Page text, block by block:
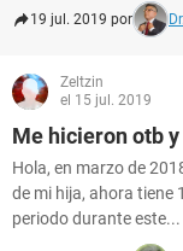
19 jul. 2019 por
Zeltzin
el 15 jul. 2019
Me hicieron otb
Hola, en marzo de
de mi hija, ahora tiene
periodo durante este...